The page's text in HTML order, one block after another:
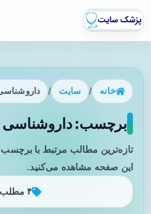
خانه / سایت /
برچسب: داروشناسی
تازه‌ترین مطالب مرتبط با
این صفحه مشاهده می‌کنید.
۴ مطلب